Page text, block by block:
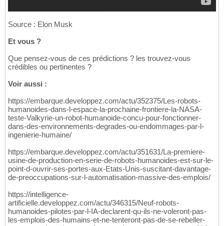
Source : Elon Musk
Et vous ?
Que pensez-vous de ces prédictions ? les trouvez-vous
crédibles ou pertinentes ?
Voir aussi :
https://embarque.developpez.com/actu/352375/Les-robots-
humanoides-dans-l-espace-la-prochaine-frontiere-la-NASA-
teste-Valkyrie-un-robot-humanoide-concu-pour-fonctionner-
dans-des-environnements-degrades-ou-endommages-par-l-
ingenierie-humaine/
https://embarque.developpez.com/actu/351631/La-premiere-
usine-de-production-en-serie-de-robots-humanoides-est-sur-le-
point-d-ouvrir-ses-portes-aux-Etats-Unis-suscitant-davantage-
de-preoccupations-sur-l-automatisation-massive-des-emplois/
https://intelligence-
artificielle.developpez.com/actu/346315/Neuf-robots-
humanoides-pilotes-par-l-IA-declarent-qu-ils-ne-voleront-pas-
les-emplois-des-humains-et-ne-tenteront-pas-de-se-rebeller-